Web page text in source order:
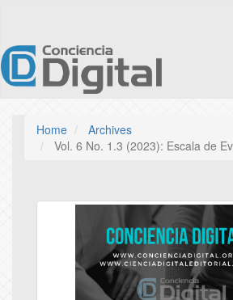
page
content
Main
Content
Sidebar
Home
Archives
Vol. 6 No. 1.3 (2023): Escala de